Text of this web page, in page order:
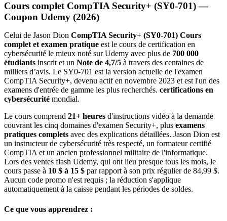
Cours complet CompTIA Security+ (SY0-701) —
Coupon Udemy (2026)
Celui de Jason Dion CompTIA Security+ (SY0-701) Cours
complet et examen pratique est le cours de certification en
cybersécurité le mieux noté sur Udemy avec plus de 700 000
étudiants inscrit et un Note de 4,7/5 à travers des centaines de
milliers d’avis. Le SY0-701 est la version actuelle de l'examen
CompTIA Security+, devenu actif en novembre 2023 et est l'un des
examens d'entrée de gamme les plus recherchés. certifications en
cybersécurité mondial.
Le cours comprend 21+ heures d'instructions vidéo à la demande
couvrant les cinq domaines d'examen Security+, plus examens
pratiques complets avec des explications détaillées. Jason Dion est
un instructeur de cybersécurité très respecté, un formateur certifié
CompTIA et un ancien professionnel militaire de l'informatique.
Lors des ventes flash Udemy, qui ont lieu presque tous les mois, le
cours passe à 10 $ à 15 $ par rapport à son prix régulier de 84,99 $.
Aucun code promo n'est requis ; la réduction s'applique
automatiquement à la caisse pendant les périodes de soldes.
Ce que vous apprendrez :